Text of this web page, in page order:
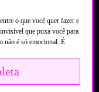
o que você quer fazer e
que puxa você para
não é só emocional. É